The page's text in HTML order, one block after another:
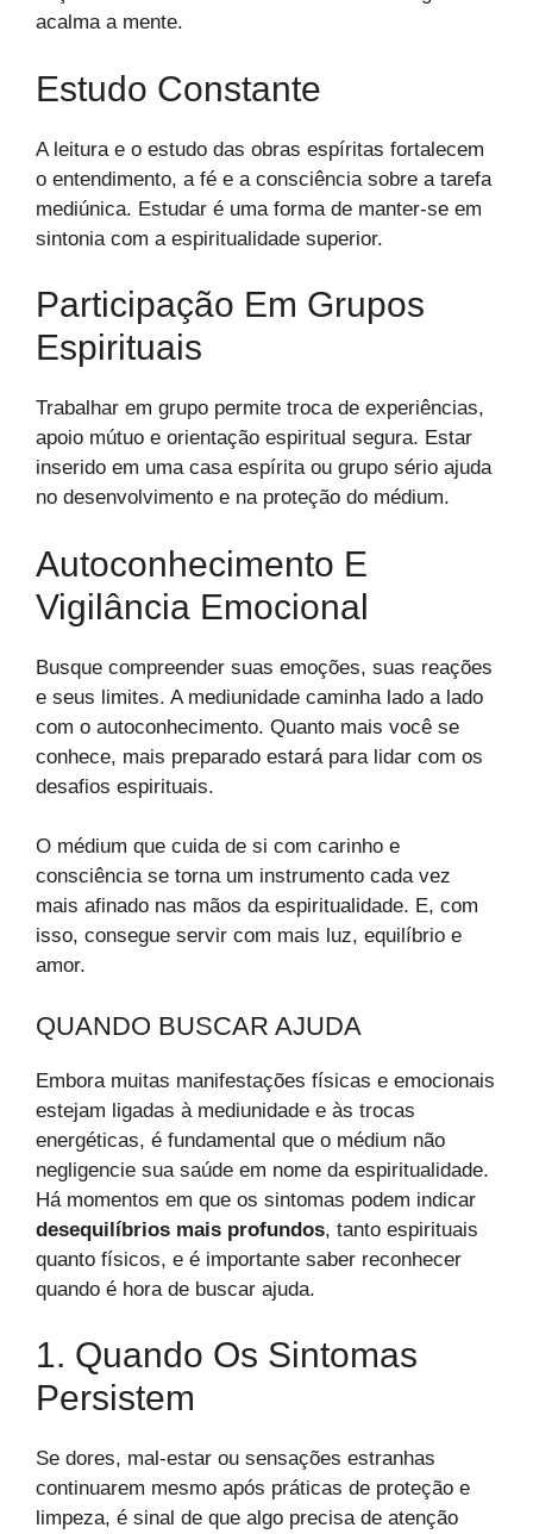
acalma a mente.
Estudo Constante
A leitura e o estudo das obras espíritas fortalecem
o entendimento, a fé e a consciência sobre a tarefa
mediúnica. Estudar é uma forma de manter-se em
sintonia com a espiritualidade superior.
Participação Em Grupos
Espirituais
Trabalhar em grupo permite troca de experiências,
apoio mútuo e orientação espiritual segura. Estar
inserido em uma casa espírita ou grupo sério ajuda
no desenvolvimento e na proteção do médium.
Autoconhecimento E
Vigilância Emocional
Busque compreender suas emoções, suas reações
e seus limites. A mediunidade caminha lado a lado
com o autoconhecimento. Quanto mais você se
conhece, mais preparado estará para lidar com os
desafios espirituais.
O médium que cuida de si com carinho e
consciência se torna um instrumento cada vez
mais afinado nas mãos da espiritualidade. E, com
isso, consegue servir com mais luz, equilíbrio e
amor.
QUANDO BUSCAR AJUDA
Embora muitas manifestações físicas e emocionais
estejam ligadas à mediunidade e às trocas
energéticas, é fundamental que o médium não
negligencie sua saúde em nome da espiritualidade.
Há momentos em que os sintomas podem indicar
desequilíbrios mais profundos, tanto espirituais
quanto físicos, e é importante saber reconhecer
quando é hora de buscar ajuda.
1. Quando Os Sintomas
Persistem
Se dores, mal-estar ou sensações estranhas
continuarem mesmo após práticas de proteção e
limpeza, é sinal de que algo precisa de atenção